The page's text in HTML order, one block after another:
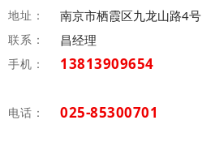
地址： 南京市栖霞区九龙山路4号
联系： 昌经理
手机： 13813909654
电话： 025-85300701